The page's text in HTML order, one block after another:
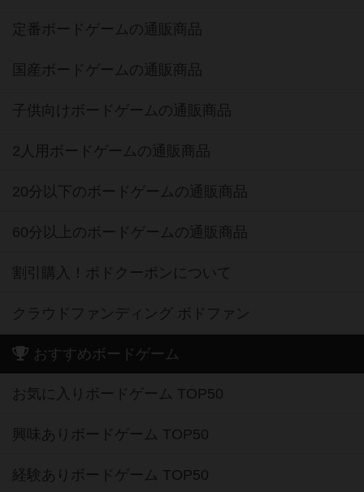
定番ボードゲームの通販商品
国産ボードゲームの通販商品
子供向けボードゲームの通販商品
2人用ボードゲームの通販商品
20分以下のボードゲームの通販商品
60分以上のボードゲームの通販商品
割引購入！ボドクーポンについて
クラウドファンディング ボドファン
おすすめボードゲーム
お気に入りボードゲーム TOP50
興味ありボードゲーム TOP50
経験ありボードゲーム TOP50